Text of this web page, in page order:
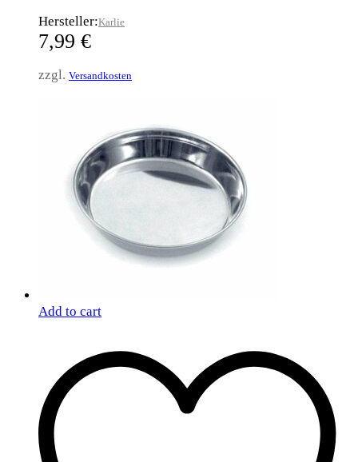
Hersteller:Karlie
7,99 €
zzgl. Versandkosten
Add to cart